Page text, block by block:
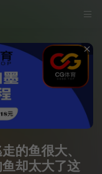
的鱼很大、
却太大了这